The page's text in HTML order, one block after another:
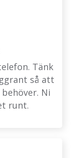
Tänk
så att
Ni
runt.